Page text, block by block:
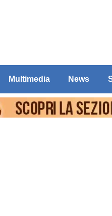
Multimedia News